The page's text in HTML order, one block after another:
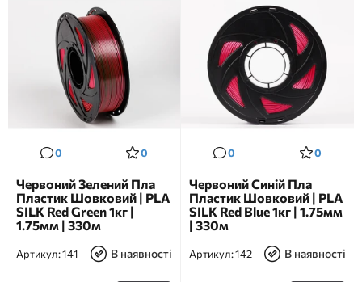
0 0
Червоний Зелений Пла
Пластик Шовковий | PLA
SILK Red Green 1кг |
1.75мм | 330м
Артикул:141 В наявності
0 0
Червоний Синій Пла
Пластик Шовковий | PLA
SILK Red Blue 1кг | 1.75мм
| 330м
Артикул:142 В наявності